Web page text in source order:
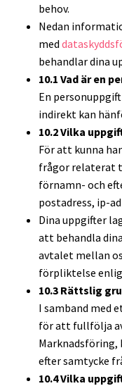
behov.
Nedan
med
behandlar dina
10.1 Vad är en
En
indirekt kan
10.2 Vilka
För att kunna
frågor relaterat
förnamn- och
postadress, ip-
Dina uppgifter
att behandla
avtalet mellan
förpliktelse
10.3 Rättslig
I samband med
för att fullfölja
Marknadsföring,
efter samtycke
10.4 Vilka